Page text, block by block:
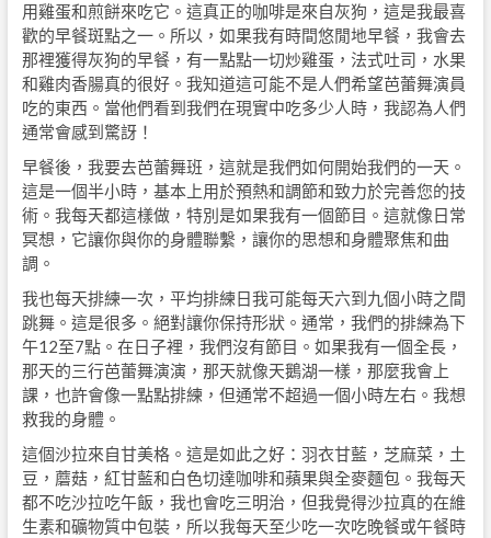
用雞蛋和煎餅來吃它。這真正的咖啡是來自灰狗，這是我最喜
歡的早餐斑點之一。所以，如果我有時間悠閒地早餐，我會去
那裡獲得灰狗的早餐，有一點點一切炒雞蛋，法式吐司，水果
和雞肉香腸真的很好。我知道這可能不是人們希望芭蕾舞演員
吃的東西。當他們看到我們在現實中吃多少人時，我認為人們
通常會感到驚訝！
早餐後，我要去芭蕾舞班，這就是我們如何開始我們的一天。
這是一個半小時​​，基本上用於預熱和調節和致力於完善您的技
術。我每天都這樣做，特別是如果我有一個節目。這就像日常
冥想，它讓你與你的身體聯繫，讓你的思想和身體聚焦和曲
調。
我也每天排練一次，平均排練日我可能每天六到九個小時之間
跳舞。這是很多。絕對讓你保持形狀。通常，我們的排練為下
午12至7點。在日子裡，我們沒有節目。如果我有一個全長，
那天的三行芭蕾舞演演，那天就像天鵝湖一樣，那麼我會上
課，也許會像一點點排練，但通常不超過一個小時左右。我想
救我的身體。
這個沙拉來自甘美格。這是如此之好：羽衣甘藍，芝麻菜，土
豆，蘑菇，紅甘藍和白色切達咖啡和蘋果與全麥麵包。我每天
都不吃沙拉吃午飯，我也會吃三明治，但我覺得沙拉真的在維
生素和礦物質中包裝，所以我每天至少吃一次吃晚餐或午餐時